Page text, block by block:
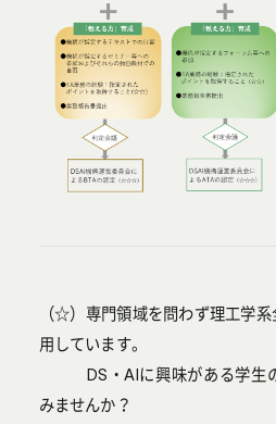
（☆）専門領域を問わず理工学
用しています。
DS・AIに興味がある学生の
みませんか？